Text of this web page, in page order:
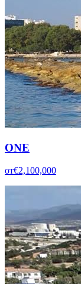
ONE
от€2,100,000